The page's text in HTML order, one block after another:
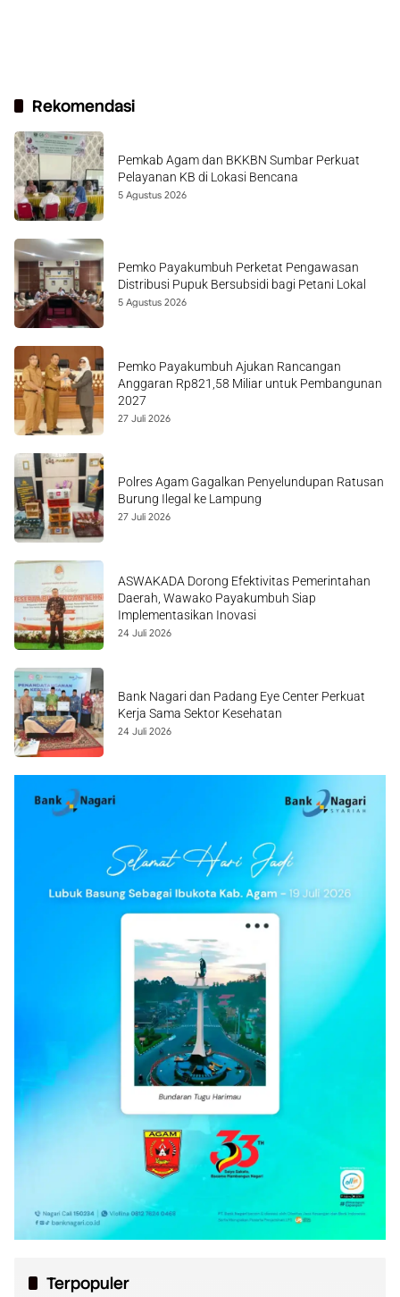
Rekomendasi
Pemkab Agam dan BKKBN Sumbar Perkuat
Pelayanan KB di Lokasi Bencana
5 Agustus 2026
Pemko Payakumbuh Perketat Pengawasan
Distribusi Pupuk Bersubsidi bagi Petani Lokal
5 Agustus 2026
Pemko Payakumbuh Ajukan Rancangan
Anggaran Rp821,58 Miliar untuk Pembangunan
2027
27 Juli 2026
Polres Agam Gagalkan Penyelundupan Ratusan
Burung Ilegal ke Lampung
27 Juli 2026
ASWAKADA Dorong Efektivitas Pemerintahan
Daerah, Wawako Payakumbuh Siap
Implementasikan Inovasi
24 Juli 2026
Bank Nagari dan Padang Eye Center Perkuat
Kerja Sama Sektor Kesehatan
24 Juli 2026
Terpopuler